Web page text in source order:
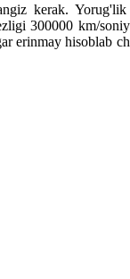
kerak.
300000 km/
erinmay hisoblab